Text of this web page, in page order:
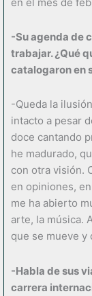
-Su agenda de
trabajar. ¿Qué
catalogaron en
-Queda la
intacto a pesar
doce cantando
he madurado,
con otra visión.
en opiniones,
me ha abierto
arte, la música.
que se mueve y
-Habla de sus
carrera